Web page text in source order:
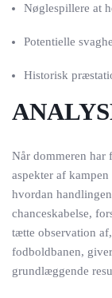
Nøglespillere at
Potentielle
Historisk
Når dommeren har
aspekter af
hvordan
chanceskabelse,
tætte observation
fodboldbanen,
grundlæggende